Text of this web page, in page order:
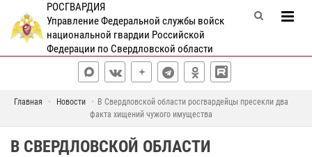
РОСГВАРДИЯ
Управление Федеральной службы войск
национальной гвардии Российской
Федерации по Свердловской области
Главная Новости
В Свердловской области росгвардейцы пресекли два
факта хищений чужого имущества
В СВЕРДЛОВСКОЙ ОБЛАСТИ